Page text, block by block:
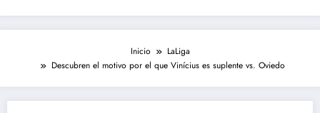
Inicio
LaLiga
Descubren el motivo por el que Vinícius es suplente vs. Oviedo